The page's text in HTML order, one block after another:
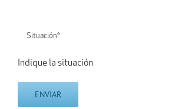
Indique la situación